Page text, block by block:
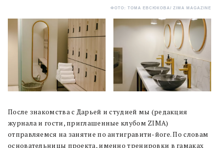
ФОТО: ТОМА ЕВСЮКОВА/ ZIMA MAGAZINE
После знакомства с Дарьей и студией мы (редакция
журнала и гости, приглашенные клубом ZIMA)
отправляемся на занятие по антигравити-йоге. По словам
основательницы проекта, именно тренировки в гамаках